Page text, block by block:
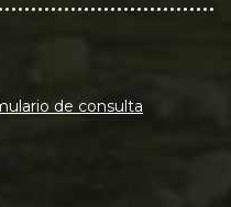
de consulta